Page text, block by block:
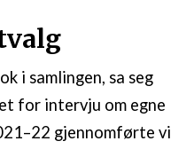
i samlingen, sa seg
for intervju om egne
gjennomførte vi